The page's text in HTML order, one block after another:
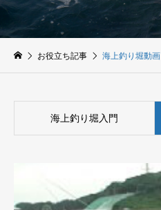
お役立ち記事 海上釣り堀動画
海上釣り堀入門